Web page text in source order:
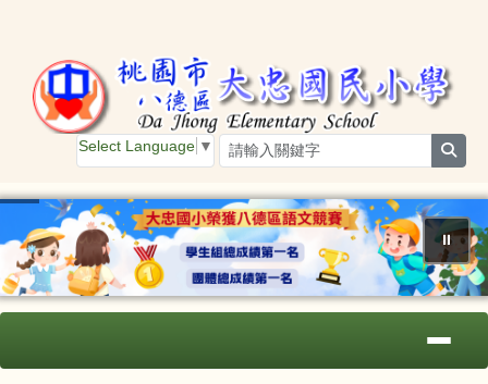
Select Language ▼
⏸